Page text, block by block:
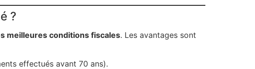
?
meilleures conditions fiscales. Les avantages sont
effectués avant 70 ans).